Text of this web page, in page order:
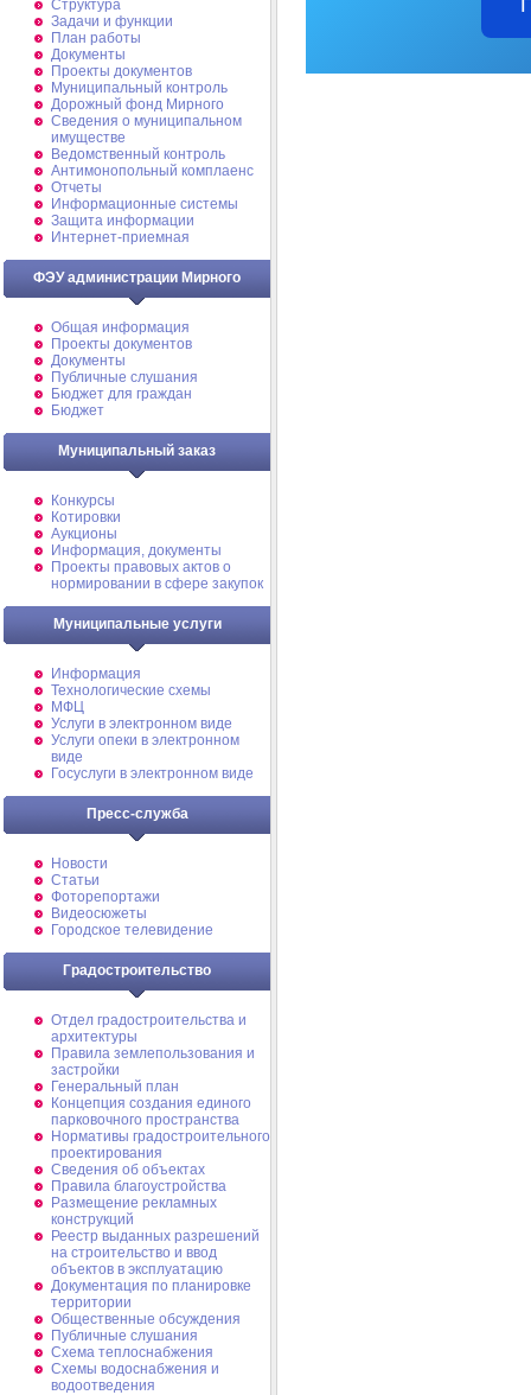
Структура
Задачи и функции
План работы
Документы
Проекты документов
Муниципальный контроль
Дорожный фонд Мирного
Cведения о муниципальном
имуществе
Ведомственный контроль
Антимонопольный комплаенс
Отчеты
Информационные системы
Защита информации
Интернет-приемная
ФЭУ администрации Мирного
Общая информация
Проекты документов
Документы
Публичные слушания
Бюджет для граждан
Бюджет
Муниципальный заказ
Конкурсы
Котировки
Аукционы
Информация, документы
Проекты правовых актов о
нормировании в сфере закупок
Муниципальные услуги
Информация
Технологические схемы
МФЦ
Услуги в электронном виде
Услуги опеки в электронном
виде
Госуслуги в электронном виде
Пресс-служба
Новости
Статьи
Фоторепортажи
Видеосюжеты
Городское телевидение
Градостроительство
Отдел градостроительства и
архитектуры
Правила землепользования и
застройки
Генеральный план
Концепция создания единого
парковочного пространства
Нормативы градостроительного
проектирования
Сведения об объектах
Правила благоустройства
Размещение рекламных
конструкций
Реестр выданных разрешений
на строительство и ввод
объектов в эксплуатацию
Документация по планировке
территории
Общественные обсуждения
Публичные слушания
Схема теплоснабжения
Схемы водоснабжения и
водоотведения